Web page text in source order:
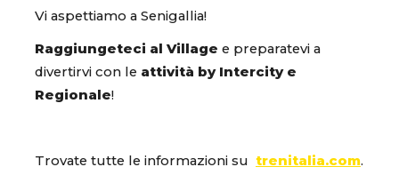
Vi aspettiamo a Senigallia!
Raggiungeteci al Village e preparatevi a
divertirvi con le attività by Intercity e
Regionale!
Trovate tutte le informazioni su trenitalia.com.